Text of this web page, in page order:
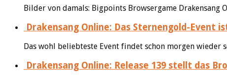
Bilder von damals: Bigpoints Browsergame Drakensang
Drakensang Online: Das Sternengold-Event
Das wohl beliebteste Event findet schon morgen wieder
Drakensang Online: Release 139 stellt das